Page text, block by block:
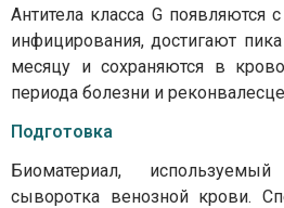
Антитела класса G
инфицирования, достигают
месяцу и сохраняются в
периода болезни и
Подготовка
Биоматериал,
сыворотка венозной крови.